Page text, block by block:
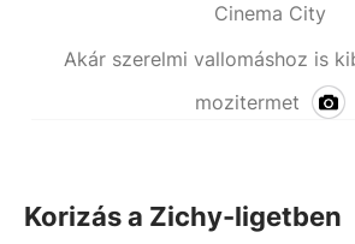
Cinema City
Akár szerelmi vallomáshoz is
mozitermet
Korizás a Zichy-ligetben